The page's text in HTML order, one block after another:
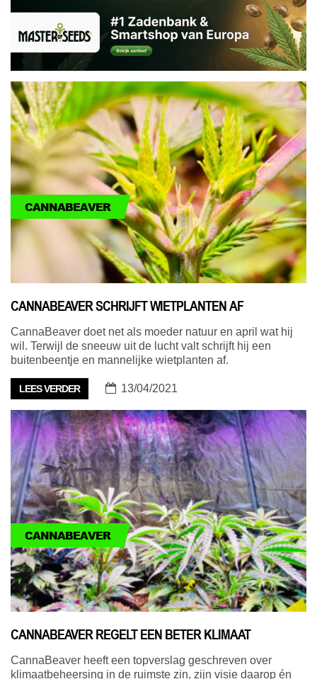
CANNABEAVER
CANNABEAVER SCHRIJFT WIETPLANTEN AF
CannaBeaver doet net als moeder natuur en april wat hij
wil. Terwijl de sneeuw uit de lucht valt schrijft hij een
buitenbeentje en mannelijke wietplanten af.
LEES VERDER 13/04/2021
CANNABEAVER
CANNABEAVER REGELT EEN BETER KLIMAAT
CannaBeaver heeft een topverslag geschreven over
klimaatbeheersing in de ruimste zin, zijn visie daarop én